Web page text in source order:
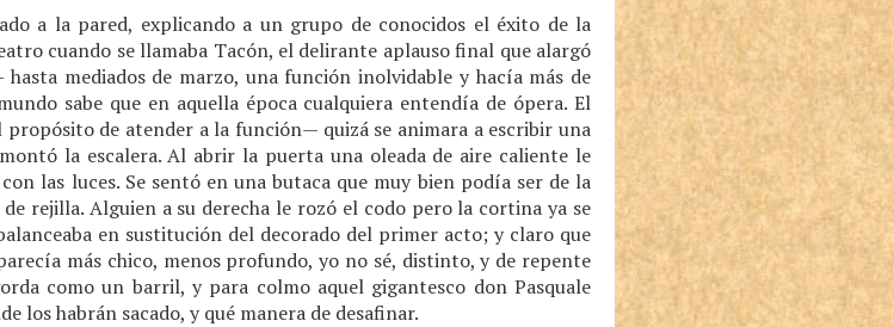
a la pared, explicando a un grupo de conocidos el éxito de la
cuando se llamaba Tacón, el delirante aplauso final que alargó
mediados de marzo, una función inolvidable y hacía más de
sabe que en aquella época cualquiera entendía de ópera. El
de atender a la función— quizá se animara a escribir una
la escalera. Al abrir la puerta una oleada de aire caliente le
las luces. Se sentó en una butaca que muy bien podía ser de la
rejilla. Alguien a su derecha le rozó el codo pero la cortina ya se
en sustitución del decorado del primer acto; y claro que
más chico, menos profundo, yo no sé, distinto, y de repente
como un barril, y para colmo aquel gigantesco don Pasquale
los habrán sacado, y qué manera de desafinar.